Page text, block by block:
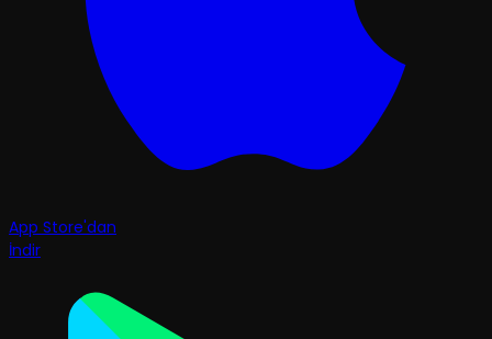
App Store'dan
İndir